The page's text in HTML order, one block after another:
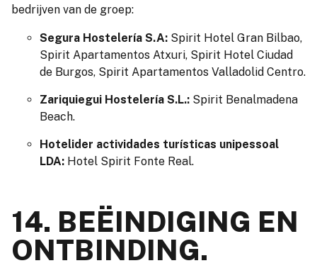
bedrijven van de groep:
Segura Hostelería S.A: Spirit Hotel Gran Bilbao,
Spirit Apartamentos Atxuri, Spirit Hotel Ciudad
de Burgos, Spirit Apartamentos Valladolid Centro.
Zariquiegui Hostelería S.L.: Spirit Benalmadena
Beach.
Hotelider actividades turísticas unipessoal
LDA: Hotel Spirit Fonte Real.
14. BEËINDIGING EN
ONTBINDING.